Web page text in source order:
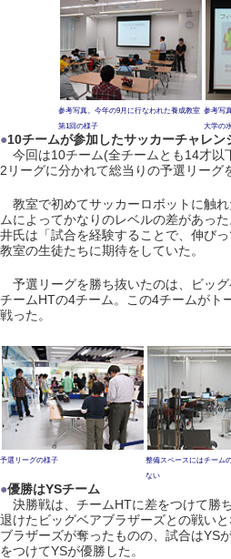
参考写真。今年の9月に行なわれた養成教室
第1回の様子
参考写
大学の
●10チームが参加したサッカーチャレン
今回は10チーム(全チームとも14才以
2リーグに分かれて総当りの予選リーグ
教室で初めてサッカーロボットに触
ムによってかなりのレベルの差があっ
井氏は「試合を経験することで、伸び
教室の生徒たちに期待をしていた。
予選リーグを勝ち抜いたのは、ビッグ
チームHTの4チーム。この4チームがト
戦った。
予選リーグの様子
整備スペースにはチーム
ない
●優勝はYSチーム
決勝戦は、チームHTに差をつけて勝
退けたビッグベアブラザーズとの戦い
ブラザーズが奪ったものの、試合はYS
をつけてYSが優勝した。